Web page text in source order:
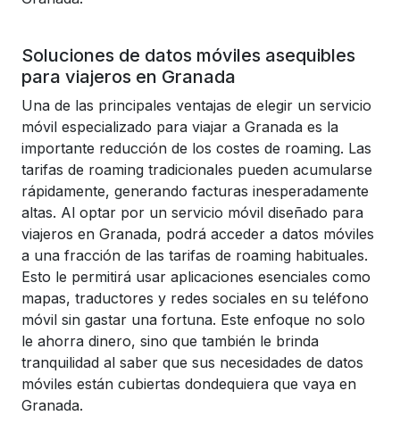
Soluciones de datos móviles asequibles
para viajeros en Granada
Una de las principales ventajas de elegir un servicio
móvil especializado para viajar a Granada es la
importante reducción de los costes de roaming. Las
tarifas de roaming tradicionales pueden acumularse
rápidamente, generando facturas inesperadamente
altas. Al optar por un servicio móvil diseñado para
viajeros en Granada, podrá acceder a datos móviles
a una fracción de las tarifas de roaming habituales.
Esto le permitirá usar aplicaciones esenciales como
mapas, traductores y redes sociales en su teléfono
móvil sin gastar una fortuna. Este enfoque no solo
le ahorra dinero, sino que también le brinda
tranquilidad al saber que sus necesidades de datos
móviles están cubiertas dondequiera que vaya en
Granada.